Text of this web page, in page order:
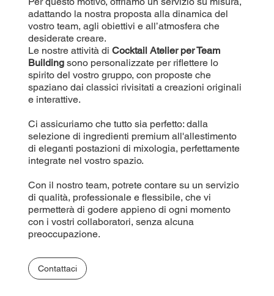
adattando la nostra proposta alla dinamica del
vostro team, agli obiettivi e all’atmosfera che
desiderate creare.
Le nostre attività di Cocktail Atelier per Team
Buildingsono personalizzate per riflettere lo
spirito del vostro gruppo, con proposte che
spaziano dai classici rivisitati a creazioni originali
e interattive.
Ci assicuriamo che tutto sia perfetto: dalla
selezione di ingredienti premium all'allestimento
di eleganti postazioni di mixologia, perfettamente
integrate nel vostro spazio.
Con il nostro team, potrete contare su un servizio
di qualità, professionale e flessibile, che vi
permetterà di godere appieno di ogni momento
con i vostri collaboratori, senza alcuna
preoccupazione.
Contattaci